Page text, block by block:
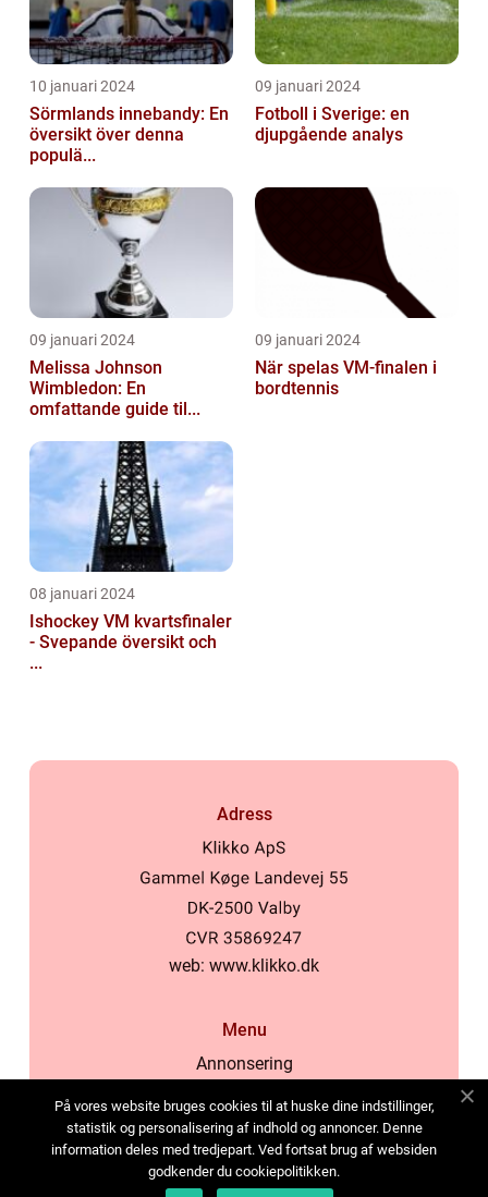
10 januari 2024
Sörmlands innebandy: En
översikt över denna
populä...
09 januari 2024
Fotboll i Sverige: en
djupgående analys
09 januari 2024
Melissa Johnson
Wimbledon: En
omfattande guide til...
09 januari 2024
När spelas VM-finalen i
bordtennis
08 januari 2024
Ishockey VM kvartsfinaler
- Svepande översikt och
...
Adress
web: www.klikko.dk
Menu
Annonsering
Cookies
Kontakta oss
Sitemap
På vores website bruges cookies til at huske dine indstillinger,
statistik og personalisering af indhold og annoncer. Denne
information deles med tredjepart. Ved fortsat brug af websiden
godkender du cookiepolitikken.